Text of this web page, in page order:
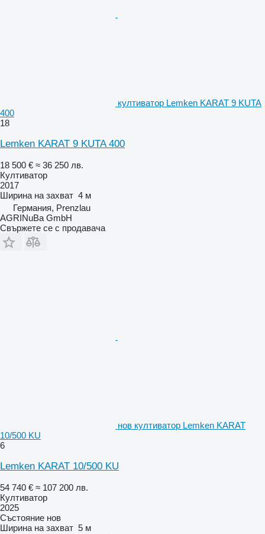
култиватор Lemken KARAT 9 KUTA
400
18
Lemken KARAT 9 KUTA 400
18 500 € ≈ 36 250 лв.
Култиватор
2017
Ширина на захват 4 м
Германия, Prenzlau
AGRINuBa GmbH
Свържете се с продавача
нов култиватор Lemken KARAT
10/500 KU
6
Lemken KARAT 10/500 KU
54 740 € ≈ 107 200 лв.
Култиватор
2025
Състояние нов
Ширина на захват 5 м